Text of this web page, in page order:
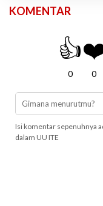
KOMENTAR
👍
0 0
Isi komentar sepenuhnya
dalam UU ITE